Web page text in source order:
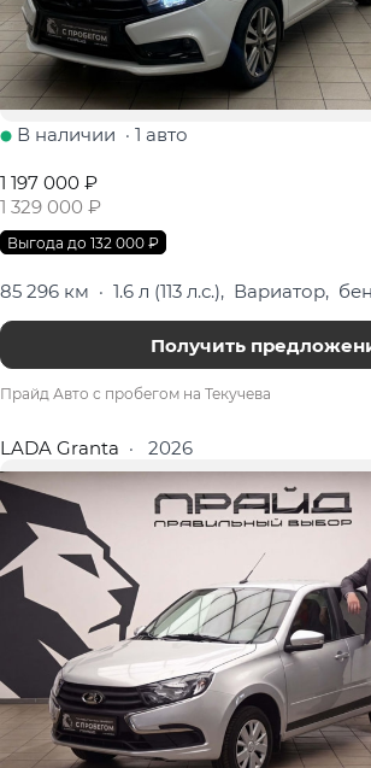
В наличии · 1 авто
1 197 000 ₽
1 329 000 ₽
Выгода до 132 000 ₽
85 296 км · 1.6 л (113 л.с.), Вариатор,
Получить
Прайд Авто с пробегом на Текучева
LADA Granta · 2026